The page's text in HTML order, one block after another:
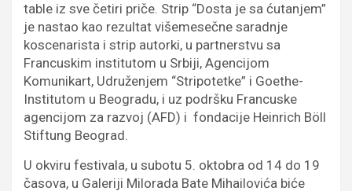
table iz sve četiri priče. Strip “Dosta je sa ćutanjem”
je nastao kao rezultat višemesečne saradnje
koscenarista i strip autorki, u partnerstvu sa
Francuskim institutom u Srbiji, Agencijom
Komunikart, Udruženjem “Stripotetke” i Goethe-
Institutom u Beogradu, i uz podršku Francuske
agencijom za razvoj (AFD) i fondacije Heinrich Böll
Stiftung Beograd.
U okviru festivala, u subotu 5. oktobra od 14 do 19
časova, u Galeriji Milorada Bate Mihailovića biće